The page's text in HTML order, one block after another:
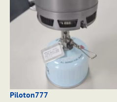
Piloton777